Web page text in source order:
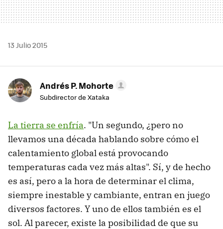
13 Julio 2015
Andrés P. Mohorte
Subdirector de Xataka
La tierra se enfría. "Un segundo, ¿pero no
llevamos una década hablando sobre cómo el
calentamiento global está provocando
temperaturas cada vez más altas". Sí, y de hecho
es así, pero a la hora de determinar el clima,
siempre inestable y cambiante, entran en juego
diversos factores. Y uno de ellos también es el
sol. Al parecer, existe la posibilidad de que su